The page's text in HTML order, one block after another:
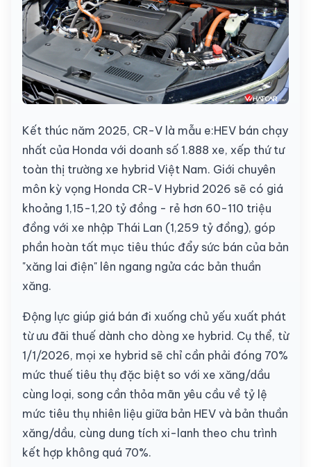
Kết thúc năm 2025, CR-V là mẫu e:HEV bán chạy
nhất của Honda với doanh số 1.888 xe, xếp thứ tư
toàn thị trường xe hybrid Việt Nam. Giới chuyên
môn kỳ vọng Honda CR-V Hybrid 2026 sẽ có giá
khoảng 1,15-1,20 tỷ đồng - rẻ hơn 60-110 triệu
đồng với xe nhập Thái Lan (1,259 tỷ đồng), góp
phần hoàn tất mục tiêu thúc đẩy sức bán của bản
"xăng lai điện" lên ngang ngửa các bản thuần
xăng.
Động lực giúp giá bán đi xuống chủ yếu xuất phát
từ ưu đãi thuế dành cho dòng xe hybrid. Cụ thể, từ
1/1/2026, mọi xe hybrid sẽ chỉ cần phải đóng 70%
mức thuế tiêu thụ đặc biệt so với xe xăng/dầu
cùng loại, song cần thỏa mãn yêu cầu về tỷ lệ
mức tiêu thụ nhiên liệu giữa bản HEV và bản thuần
xăng/dầu, cùng dung tích xi-lanh theo chu trình
kết hợp không quá 70%.